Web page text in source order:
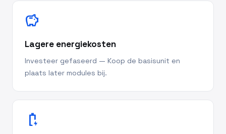
savings
Lagere energiekosten
Investeer gefaseerd — Koop de basisunit en
plaats later modules bij.
battery_charging_full